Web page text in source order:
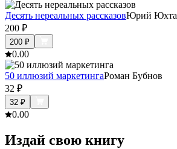
Десять нереальных рассказовЮрий Юхта
200 ₽
200 ₽
0.00
50 иллюзий маркетингаРоман Бубнов
32 ₽
32 ₽
0.00
Издай свою книгу